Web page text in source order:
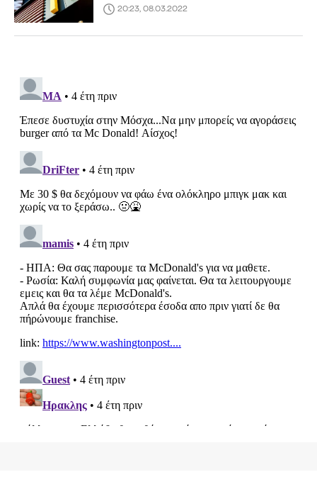
20:23, 08.03.2022